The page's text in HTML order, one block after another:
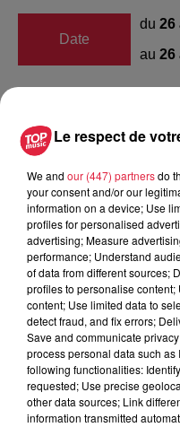
Date
du 26
au 26
Lieu
67400
Organisateur
Tarif
TOP MUSIC, partenaire
PADDLE de l’Office des
RDV samedi 26 août à
Le respect de
We and our (447) partnersdo
your consent and/or our
information on a device; Use
profiles for personalised
advertising; Measure
performance; Understand
of data from different sources;
profiles to personalise
content; Use limited data to
detect fraud, and fix errors;
Save and communicate
process personal data such
following functionalities:
requested; Use precise
other data sources; Link
information transmitted